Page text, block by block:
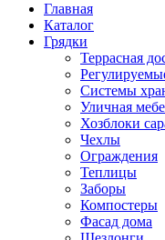
Главная
Каталог
Грядки
Террасная
Системы
Уличная
Хозблоки
Чехлы
Ограждения
Теплицы
Заборы
Компостеры
Фасад дома